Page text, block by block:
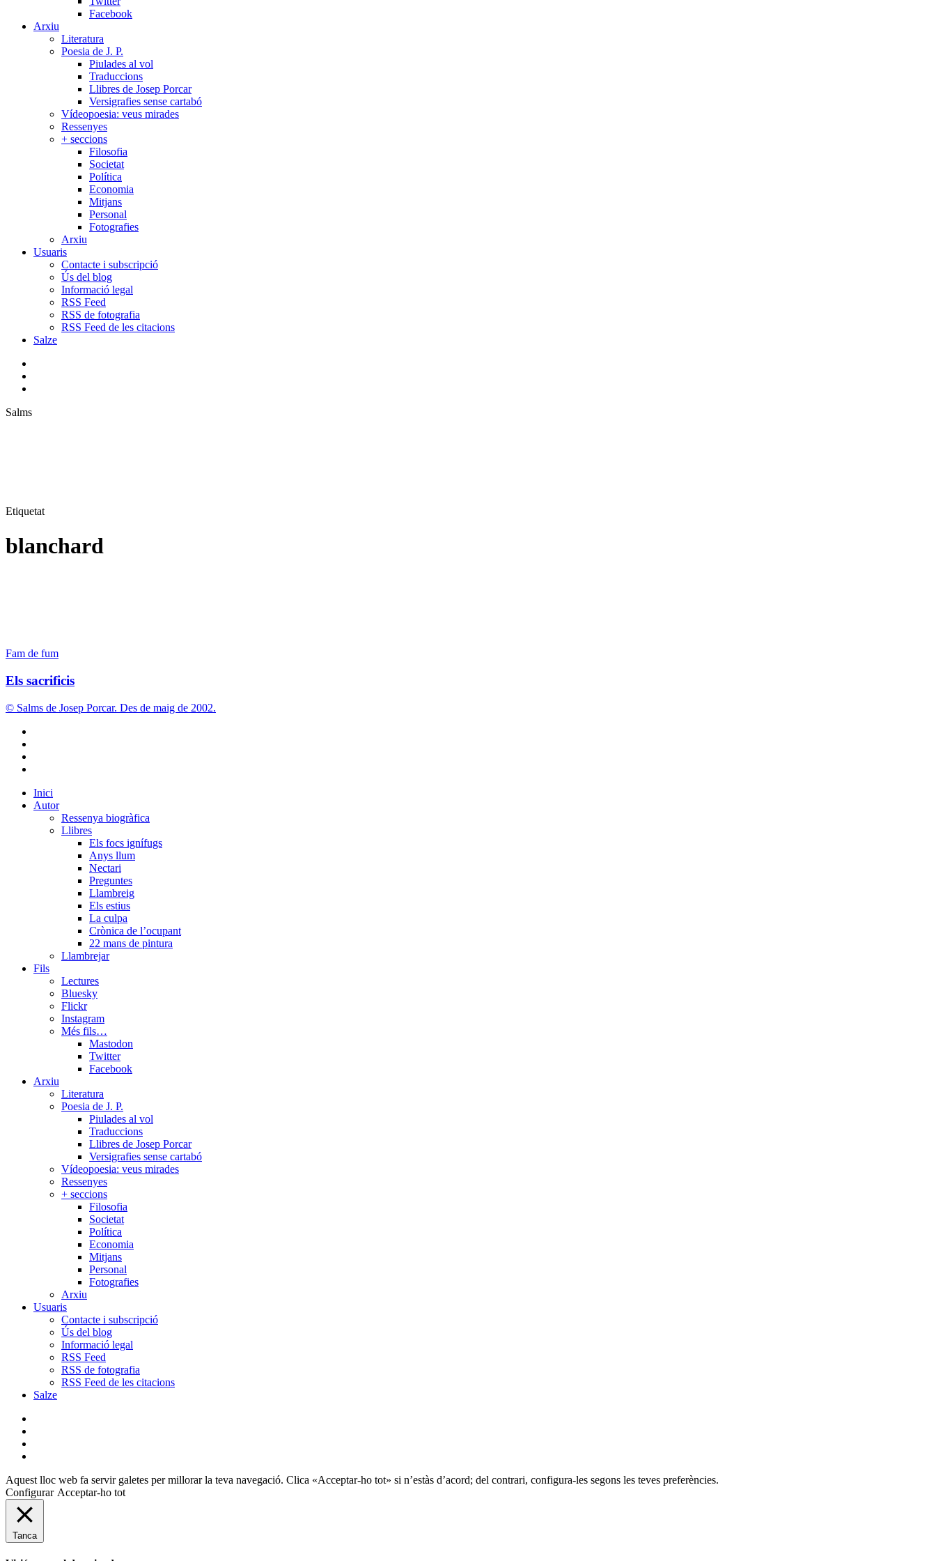
Facebook
Arxiu
Literatura
Poesia de J. P.
Piulades al vol
Traduccions
Llibres de Josep Porcar
Versigrafies sense cartabó
Vídeopoesia: veus mirades
Ressenyes
+ seccions
Filosofia
Societat
Política
Economia
Mitjans
Personal
Fotografies
Arxiu
Usuaris
Contacte i subscripció
Ús del blog
Informació legal
RSS Feed
RSS de fotografia
RSS Feed de les citacions
Salze
Salms
Etiquetat
blanchard
Els
Fam de fum
Els sacrificis
© Salms de Josep Porcar. Des de maig de 2002.
Close
Menu
Inici
Autor
Ressenya biogràfica
Llibres
Els focs ignífugs
Anys llum
Nectari
Preguntes
Llambreig
Els estius
La culpa
Crònica de l’ocupant
22 mans de pintura
Llambrejar
Fils
Lectures
Bluesky
Flickr
Instagram
Més fils…
Mastodon
Twitter
Facebook
Arxiu
Literatura
Poesia de J. P.
Piulades al vol
Traduccions
Llibres de Josep Porcar
Versigrafies sense cartabó
Vídeopoesia: veus mirades
Ressenyes
+ seccions
Filosofia
Societat
Política
Economia
Mitjans
Personal
Fotografies
Arxiu
Usuaris
Contacte i subscripció
Ús del blog
Informació legal
RSS Feed
RSS de fotografia
RSS Feed de les citacions
Salze
Aquest lloc web fa servir galetes per millorar la teva navegació. Clica «Acceptar-ho tot» si n’estàs d’acord; del contrari, configura-les segons les teves preferències.
Configurar Acceptar-ho tot
Tanca